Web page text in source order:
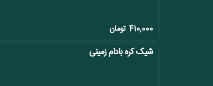
410,000 تومان
شیک کره بادام زمینی